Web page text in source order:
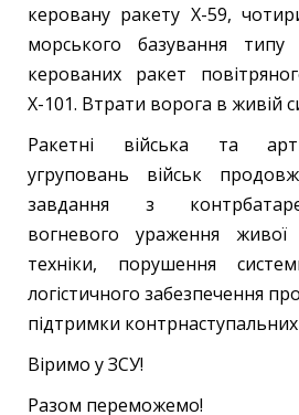
керовану ракету Х-59,
морського базування типу
керованих ракет
Х-101. Втрати ворога в живій
Ракетні війська та
угруповань військ
завдання з
вогневого ураження
техніки, порушення
логістичного забезпечення
підтримки
Віримо у ЗСУ!
Разом переможемо!